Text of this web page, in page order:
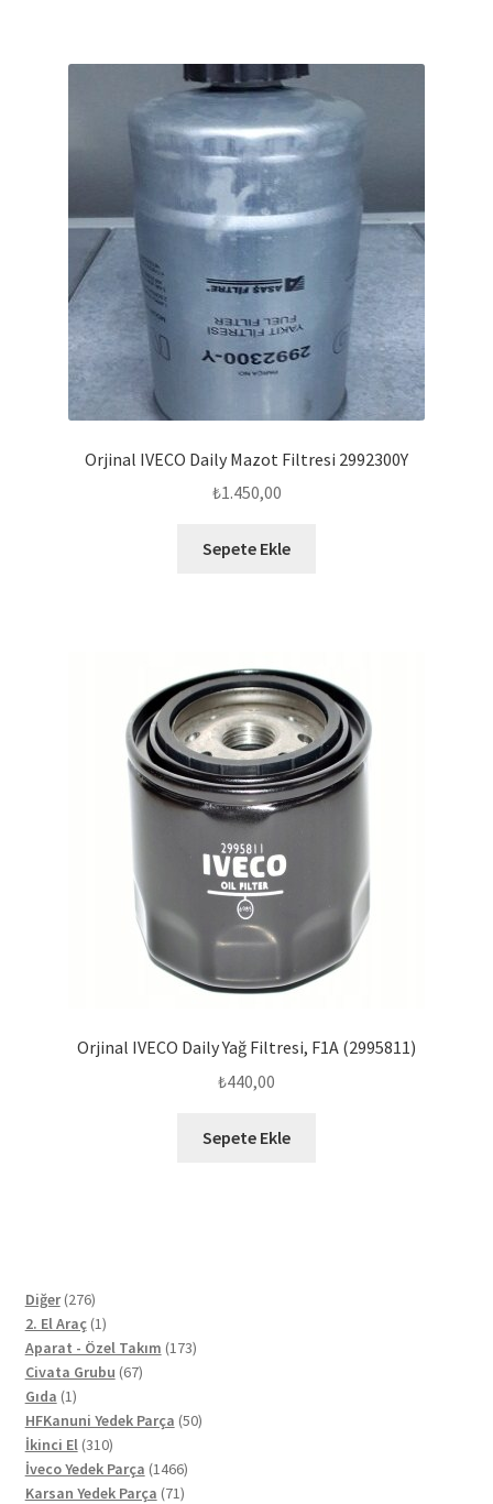
Orjinal IVECO Daily Mazot Filtresi 2992300Y
₺1.450,00
Sepete Ekle
Orjinal IVECO Daily Yağ Filtresi, F1A (2995811)
₺440,00
Sepete Ekle
Diğer 276276
ürün
2. El Araç 11
ürün
Aparat - Özel Takım 173173
Civata Grubu 6767
Gıda 11
ürün
HFKanuni Yedek Parça 5050
İkinci El 310310
ürün
İveco Yedek Parça 14661466
ürün
Karsan Yedek Parça 7171